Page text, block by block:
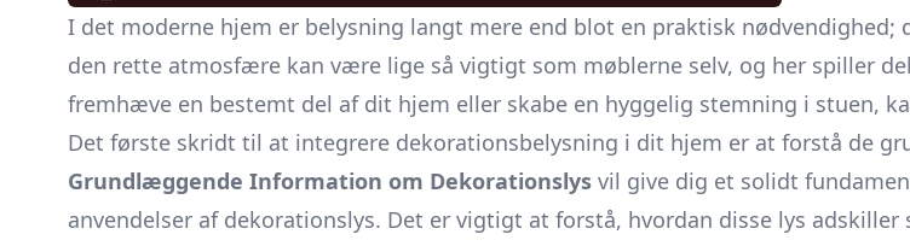
I det moderne hjem er belysning langt mere end blot en praktisk
den rette atmosfære kan være lige så vigtigt som møblerne selv, og her spiller
fremhæve en bestemt del af dit hjem eller skabe en hyggelig stemning i stuen,
Det første skridt til at integrere dekorationsbelysning i dit hjem er at forstå de
Grundlæggende Information om Dekorationslys vil give dig et solidt
anvendelser af dekorationslys. Det er vigtigt at forstå, hvordan disse lys